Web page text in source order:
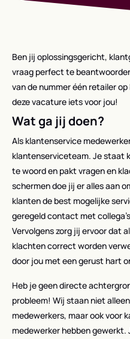
Ben jij oplossingsgericht,
vraag perfect te
van de nummer één retailer
deze vacature iets voor jou!
Wat ga jij doen?
Als klantenservice
klantenserviceteam. Je staat
te woord en pakt vragen en
schermen doe jij er alles aan
klanten de best mogelijke
geregeld contact met
Vervolgens zorg jij ervoor dat
klachten correct worden
door jou met een gerust hart
Heb je geen directe
probleem! Wij staan niet
medewerkers, maar ook voor
medewerker hebben